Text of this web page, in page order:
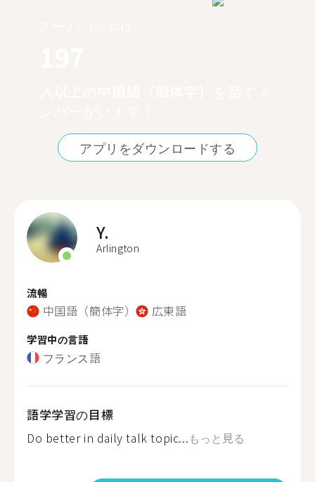
アプリをダウンロードする
Y.
Arlington
流暢
中国語（簡体字） 広東語
学習中の言語
フランス語
語学学習の目標
Do better in daily talk topic...もっと見る